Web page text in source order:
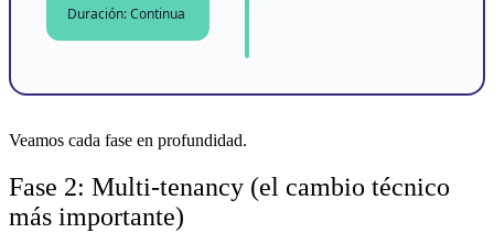
Duración: Continua
Veamos cada fase en profundidad.
Fase 2: Multi-tenancy (el cambio técnico
más importante)